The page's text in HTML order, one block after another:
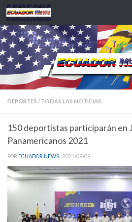
Saltar al contenido
DEPORTES / TODAS LAS NOTICIAS
150 deportistas participarán en
Panamericanos 2021
POR ECUADOR NEWS · 2021-09-09